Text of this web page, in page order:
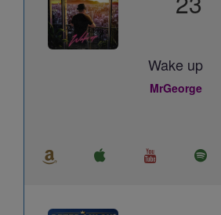
Wake up
MrGeorge